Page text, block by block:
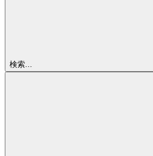
検索...